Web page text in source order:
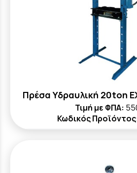
Πρέσα Υδραυλική 20ton
Τιμή με ΦΠΑ:
Κωδικός